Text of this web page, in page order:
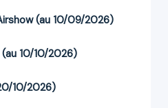
(au 10/09/2026)
10/10/2026)
10/2026)